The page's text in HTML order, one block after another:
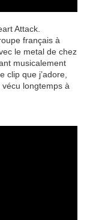
Attack.
français à
le metal de chez
musicalement
clip que j’adore,
longtemps à